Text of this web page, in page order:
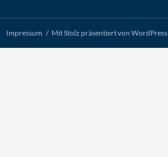
Impressum Mit Stolz präsentiert von WordPress